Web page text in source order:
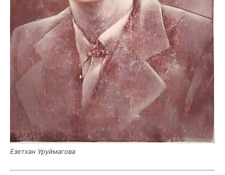
Езет­хан Уруймагова